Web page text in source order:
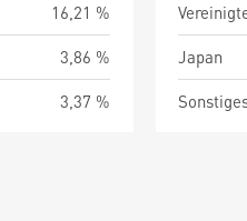
16,21 %
3,86 %
3,37 %
Japan